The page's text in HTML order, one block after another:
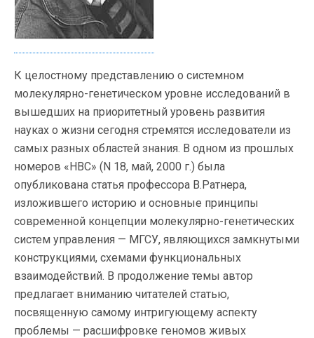
К целостному представлению о системном
молекулярно-генетическом уровне исследований в
вышедших на приоритетный уровень развития
науках о жизни сегодня стремятся исследователи из
самых разных областей знания. В одном из прошлых
номеров «НВС» (N 18, май, 2000 г.) была
опубликована статья профессора В.Ратнера,
изложившего историю и основные принципы
современной концепции молекулярно-генетических
систем управления — МГСУ, являющихся замкнутыми
конструкциями, схемами функциональных
взаимодействий. В продолжение темы автор
предлагает вниманию читателей статью,
посвященную самому интригующему аспекту
проблемы — расшифровке геномов живых